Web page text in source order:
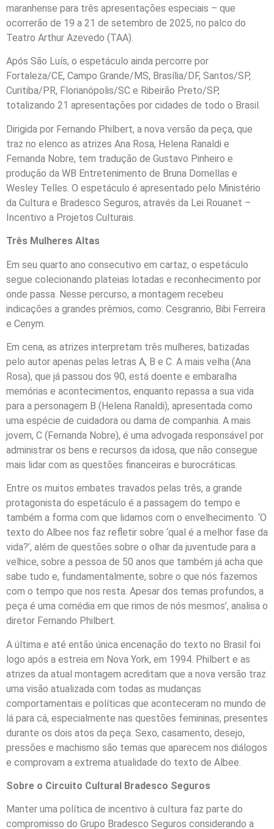
maranhense para três apresentações especiais – que
ocorrerão de 19 a 21 de setembro de 2025, no palco do
Teatro Arthur Azevedo (TAA).
Após São Luís, o espetáculo ainda percorre por
Fortaleza/CE, Campo Grande/MS, Brasília/DF, Santos/SP,
Curitiba/PR, Florianópolis/SC e Ribeirão Preto/SP,
totalizando 21 apresentações por cidades de todo o Brasil.
Dirigida por Fernando Philbert, a nova versão da peça, que
traz no elenco as atrizes Ana Rosa, Helena Ranaldi e
Fernanda Nobre, tem tradução de Gustavo Pinheiro e
produção da WB Entretenimento de Bruna Dornellas e
Wesley Telles. O espetáculo é apresentado pelo Ministério
da Cultura e Bradesco Seguros, através da Lei Rouanet –
Incentivo a Projetos Culturais.
Três Mulheres Altas
Em seu quarto ano consecutivo em cartaz, o espetáculo
segue colecionando plateias lotadas e reconhecimento por
onde passa. Nesse percurso, a montagem recebeu
indicações a grandes prêmios, como: Cesgranrio, Bibi Ferreira
e Cenym.
Em cena, as atrizes interpretam três mulheres, batizadas
pelo autor apenas pelas letras A, B e C. A mais velha (Ana
Rosa), que já passou dos 90, está doente e embaralha
memórias e acontecimentos, enquanto repassa a sua vida
para a personagem B (Helena Ranaldi), apresentada como
uma espécie de cuidadora ou dama de companhia. A mais
jovem, C (Fernanda Nobre), é uma advogada responsável por
administrar os bens e recursos da idosa, que não consegue
mais lidar com as questões financeiras e burocráticas.
Entre os muitos embates travados pelas três, a grande
protagonista do espetáculo é a passagem do tempo e
também a forma com que lidamos com o envelhecimento. ‘O
texto do Albee nos faz refletir sobre ‘qual é a melhor fase da
vida?’, além de questões sobre o olhar da juventude para a
velhice, sobre a pessoa de 50 anos que também já acha que
sabe tudo e, fundamentalmente, sobre o que nós fazemos
com o tempo que nos resta. Apesar dos temas profundos, a
peça é uma comédia em que rimos de nós mesmos’, analisa o
diretor Fernando Philbert.
A última e até então única encenação do texto no Brasil foi
logo após a estreia em Nova York, em 1994. Philbert e as
atrizes da atual montagem acreditam que a nova versão traz
uma visão atualizada com todas as mudanças
comportamentais e políticas que aconteceram no mundo de
lá para cá, especialmente nas questões femininas, presentes
durante os dois atos da peça. Sexo, casamento, desejo,
pressões e machismo são temas que aparecem nos diálogos
e comprovam a extrema atualidade do texto de Albee.
Sobre o Circuito Cultural Bradesco Seguros
Manter uma política de incentivo à cultura faz parte do
compromisso do Grupo Bradesco Seguros considerando a